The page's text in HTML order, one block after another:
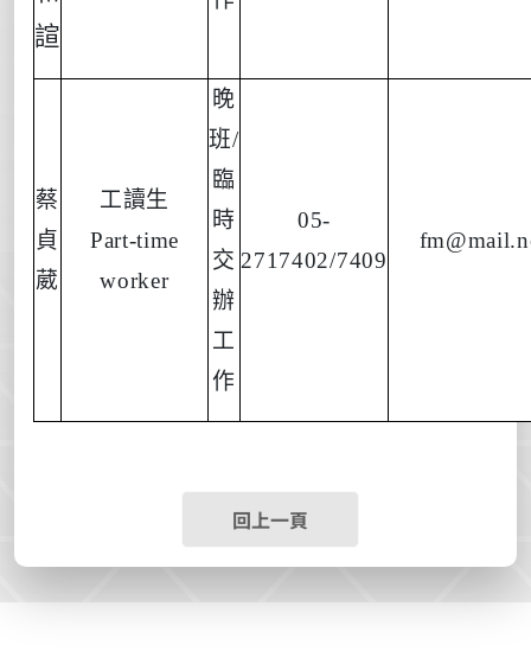
諠
蔡
貞
葳
工讀生
Part-time
worker
晚
班/
臨
時
交
辦
工
作
05-
2717402/7409
回上一頁